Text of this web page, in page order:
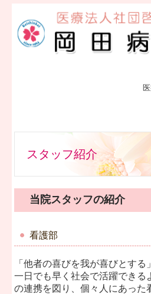
ホーム
厚生労働大臣の定める掲示事項
岡田メンタルクリニック
スタッフ募集
リンク集
個人情報保護方針
スタッフ紹介
当院スタッフの紹介
看護部
「他者の喜びを我が喜びとす
一日でも早く社会で活躍できる
の連携を図り、個々人にあった